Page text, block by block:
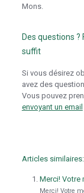
Mons.
Des questions ?
suffit
Si vous désirez
avez des
Vous pouvez
envoyant un email
Articles similaires:
Merci! Votre
Merci! Votre